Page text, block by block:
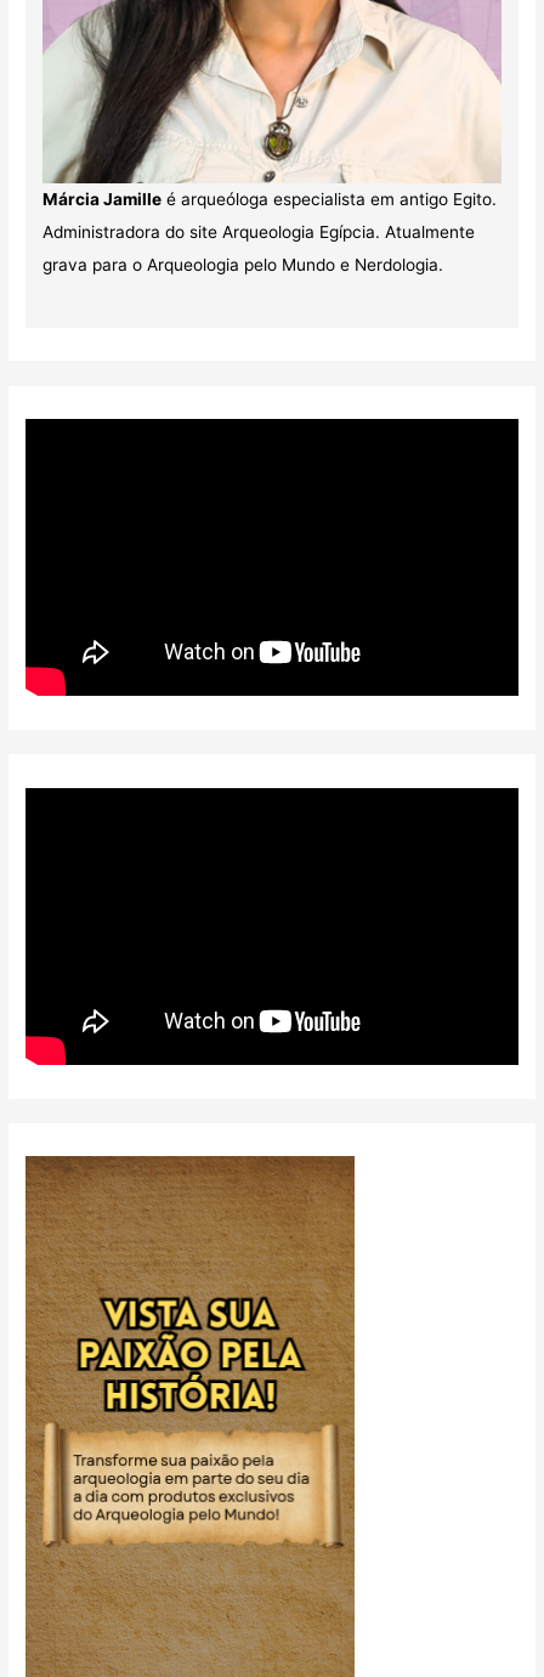
Márcia Jamilleé arqueóloga especialista em antigo Egito.
Administradora do site Arqueologia Egípcia. Atualmente
grava para o Arqueologia pelo Mundo e Nerdologia.